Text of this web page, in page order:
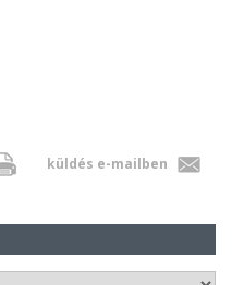
küldés e-mailben